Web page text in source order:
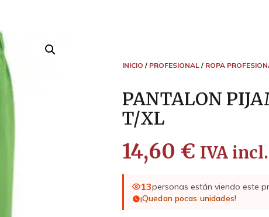
INICIO / PROFESIONAL/ ROPA
PANTALON
T/XL
14,60 € IVA incl.
13personas están viendo este
¡Quedan pocas unidades!